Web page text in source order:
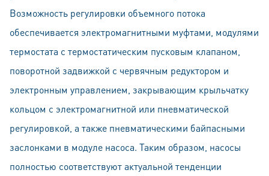
Возможность регулировки объемного потока
обеспечивается электромагнитными муфтами, модулями
термостата с термостатическим пусковым клапаном,
поворотной задвижкой с червячным редуктором и
электронным управлением, закрывающим крыльчатку
кольцом с электромагнитной или пневматической
регулировкой, а также пневматическими байпасными
заслонками в модуле насоса. Таким образом, насосы
полностью соответствуют актуальной тенденции